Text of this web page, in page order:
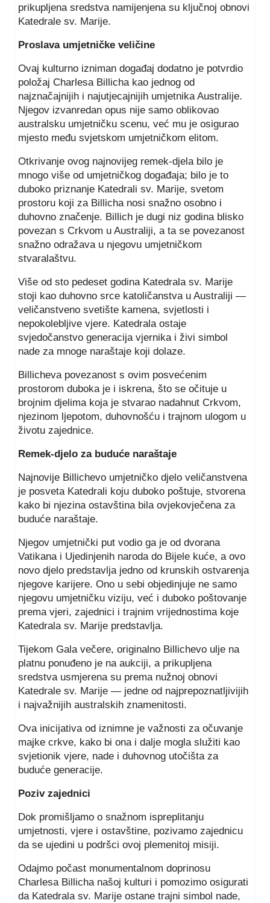
prikupljena sredstva namijenjena su ključnoj obnovi
Katedrale sv. Marije.
Proslava umjetničke veličine
Ovaj kulturno izniman događaj dodatno je potvrdio
položaj Charlesa Billicha kao jednog od
najznačajnijih i najutjecajnijih umjetnika Australije.
Njegov izvanredan opus nije samo oblikovao
australsku umjetničku scenu, već mu je osigurao
mjesto među svjetskom umjetničkom elitom.
Otkrivanje ovog najnovijeg remek-djela bilo je
mnogo više od umjetničkog događaja; bilo je to
duboko priznanje Katedrali sv. Marije, svetom
prostoru koji za Billicha nosi snažno osobno i
duhovno značenje. Billich je dugi niz godina blisko
povezan s Crkvom u Australiji, a ta se povezanost
snažno odražava u njegovu umjetničkom
stvaralaštvu.
Više od sto pedeset godina Katedrala sv. Marije
stoji kao duhovno srce katoličanstva u Australiji —
veličanstveno svetište kamena, svjetlosti i
nepokolebljive vjere. Katedrala ostaje
svjedočanstvo generacija vjernika i živi simbol
nade za mnoge naraštaje koji dolaze.
Billicheva povezanost s ovim posvećenim
prostorom duboka je i iskrena, što se očituje u
brojnim djelima koja je stvarao nadahnut Crkvom,
njezinom ljepotom, duhovnošću i trajnom ulogom u
životu zajednice.
Remek-djelo za buduće naraštaje
Najnovije Billichevo umjetničko djelo veličanstvena
je posveta Katedrali koju duboko poštuje, stvorena
kako bi njezina ostavština bila ovjekovječena za
buduće naraštaje.
Njegov umjetnički put vodio ga je od dvorana
Vatikana i Ujedinjenih naroda do Bijele kuće, a ovo
novo djelo predstavlja jedno od krunskih ostvarenja
njegove karijere. Ono u sebi objedinjuje ne samo
njegovu umjetničku viziju, već i duboko poštovanje
prema vjeri, zajednici i trajnim vrijednostima koje
Katedrala sv. Marije predstavlja.
Tijekom Gala večere, originalno Billichevo ulje na
platnu ponuđeno je na aukciji, a prikupljena
sredstva usmjerena su prema nužnoj obnovi
Katedrale sv. Marije — jedne od najprepoznatljivijih
i najvažnijih australskih znamenitosti.
Ova inicijativa od iznimne je važnosti za očuvanje
majke crkve, kako bi ona i dalje mogla služiti kao
svjetionik vjere, nade i duhovnog utočišta za
buduće generacije.
Poziv zajednici
Dok promišljamo o snažnom ispreplitanju
umjetnosti, vjere i ostavštine, pozivamo zajednicu
da se ujedini u podršci ovoj plemenitoj misiji.
Odajmo počast monumentalnom doprinosu
Charlesa Billicha našoj kulturi i pomozimo osigurati
da Katedrala sv. Marije ostane trajni simbol nade,